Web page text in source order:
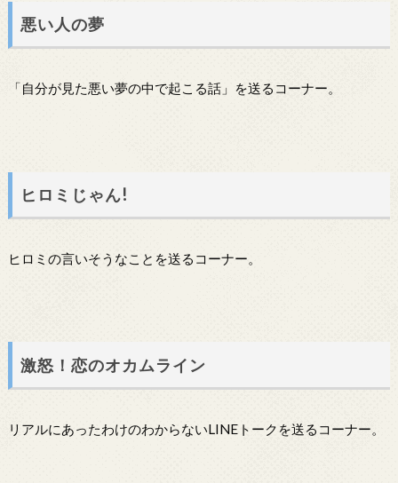
悪い人の夢
「自分が見た悪い夢の中で起こる話」を送るコーナー。
ヒロミじゃん!
ヒロミの言いそうなことを送るコーナー。
激怒！恋のオカムライン
リアルにあったわけのわからないLINEトークを送るコーナー。